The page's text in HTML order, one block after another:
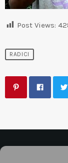
Post Views:
RADICI